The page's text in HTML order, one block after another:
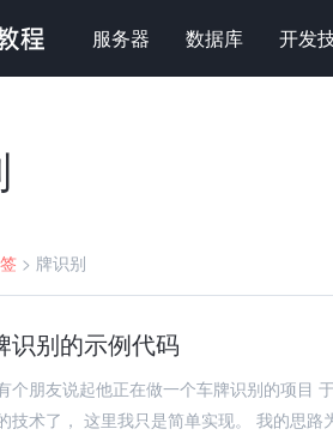
服务器 数据库 开发
> 牌识别
识别的示例代码
个朋友说起他正在做一个车牌识别的项目
技术了， 这里我只是简单实现。 我的思路